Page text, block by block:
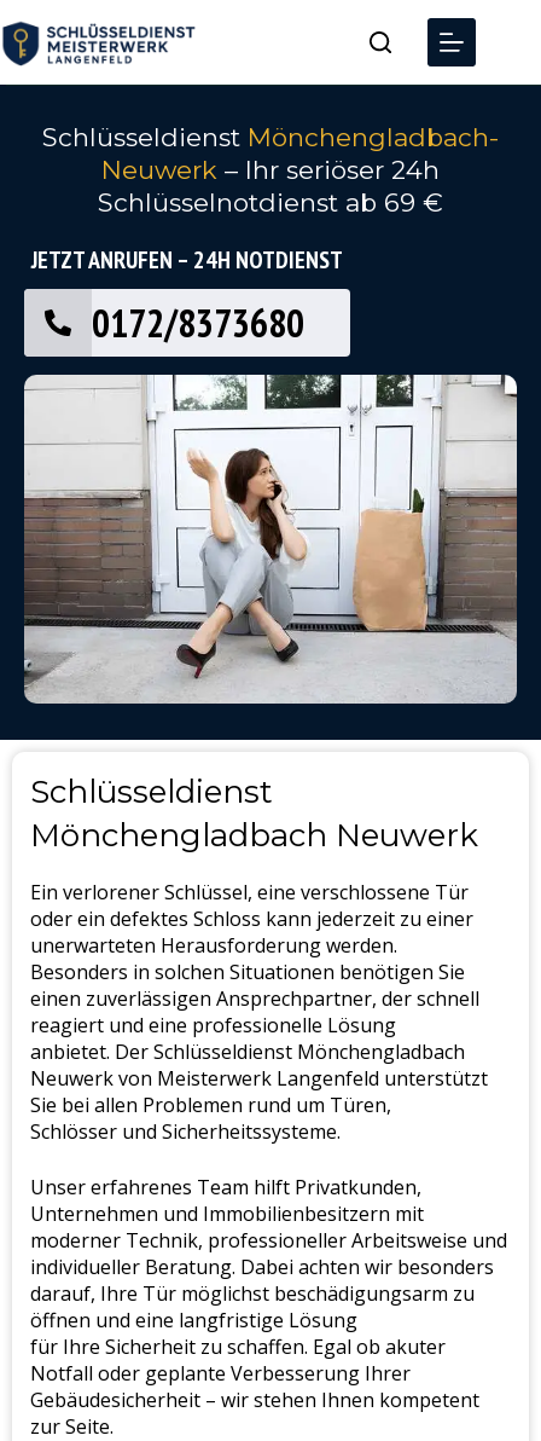
Schlüsseldienst Mönchengladbach-
Neuwerk – Ihr seriöser 24h
Schlüsselnotdienst ab 69 €
JETZT ANRUFEN – 24H NOTDIENST
0172/8373680
Schlüsseldienst
Mönchengladbach Neuwerk
Ein verlorener Schlüssel, eine verschlossene Tür
oder ein defektes Schloss kann jederzeit zu einer
unerwarteten Herausforderung werden.
Besonders in solchen Situationen benötigen Sie
einen zuverlässigen Ansprechpartner, der schnell
reagiert und eine professionelle Lösung
anbietet. Der Schlüsseldienst Mönchengladbach
Neuwerk von Meisterwerk Langenfeld unterstützt
Sie bei allen Problemen rund um Türen,
Schlösser und Sicherheitssysteme.
Unser erfahrenes Team hilft Privatkunden,
Unternehmen und Immobilienbesitzern mit
moderner Technik, professioneller Arbeitsweise und
individueller Beratung. Dabei achten wir besonders
darauf, Ihre Tür möglichst beschädigungsarm zu
öffnen und eine langfristige Lösung
für Ihre Sicherheit zu schaffen. Egal ob akuter
Notfall oder geplante Verbesserung Ihrer
Gebäudesicherheit – wir stehen Ihnen kompetent
zur Seite.